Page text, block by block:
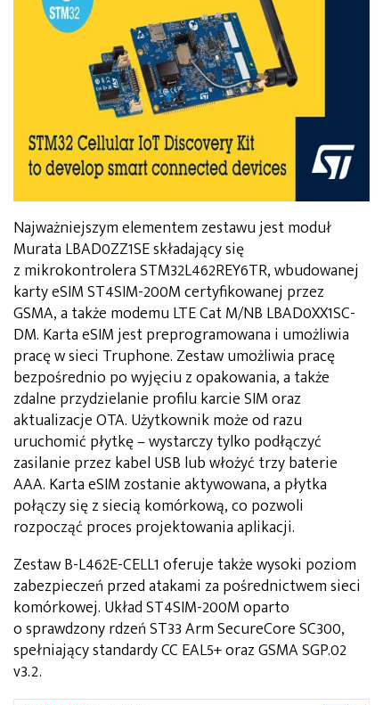
Najważniejszym elementem zestawu jest moduł
Murata LBAD0ZZ1SE składający się
z mikrokontrolera STM32L462REY6TR, wbudowanej
karty eSIM ST4SIM-200M certyfikowanej przez
GSMA, a także modemu LTE Cat M/NB LBAD0XX1SC-
DM. Karta eSIM jest preprogramowana i umożliwia
pracę w sieci Truphone. Zestaw umożliwia pracę
bezpośrednio po wyjęciu z opakowania, a także
zdalne przydzielanie profilu karcie SIM oraz
aktualizacje OTA. Użytkownik może od razu
uruchomić płytkę – wystarczy tylko podłączyć
zasilanie przez kabel USB lub włożyć trzy baterie
AAA. Karta eSIM zostanie aktywowana, a płytka
połączy się z siecią komórkową, co pozwoli
rozpocząć proces projektowania aplikacji.
Zestaw B-L462E-CELL1 oferuje także wysoki poziom
zabezpieczeń przed atakami za pośrednictwem sieci
komórkowej. Układ ST4SIM-200M oparto
o sprawdzony rdzeń ST33 Arm SecureCore SC300,
spełniający standardy CC EAL5+ oraz GSMA SGP.02
v3.2.